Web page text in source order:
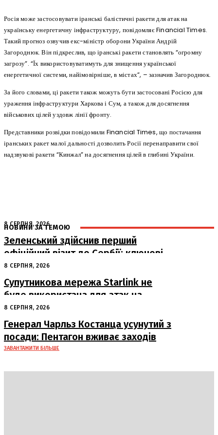
Росія може застосовувати іранські балістичні ракети для атак на
українську енергетичну інфраструктуру, повідомляє Financial Times.
Такий прогноз озвучив екс-міністр оборони України Андрій
Загороднюк. Він підкреслив, що іранські ракети становлять “огромну
загрозу”. “Їх використовуватимуть для знищення української
енергетичної системи, найімовірніше, в містах”, – зазначив Загороднюк.
За його словами, ці ракети також можуть бути застосовані Росією для
ураження інфраструктури Харкова і Сум, а також для досягнення
військових цілей уздовж лінії фронту.
Представники розвідки повідомили Financial Times, що постачання
іранських ракет малої дальності дозволить Росії перенаправити свої
надзвукові ракети “Кинжал” на досягнення цілей в глибині України.
НОВИНИ ЗА ТЕМОЮ
8 СЕРПНЯ, 2026
Зеленський здійснив перший
офіційний візит до Сербії: ключові
переговори з Вучичем
8 СЕРПНЯ, 2026
Супутникова мережа Starlink не
буде використана для атак на
російські пускові установки
8 СЕРПНЯ, 2026
Генерал Чарльз Костанца усунутий з
посади: Пентагон вживає заходів
ЗАВАНТАЖИТИ БІЛЬШЕ